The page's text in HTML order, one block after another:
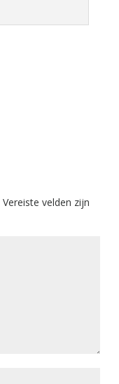
Vereiste velden zijn